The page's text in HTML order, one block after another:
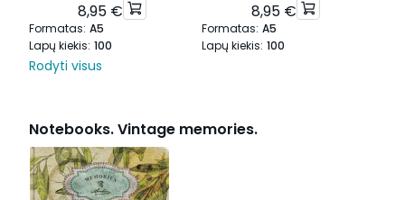
8,95 €
Formatas: A5
Lapų kiekis: 100
8,95 €
Formatas: A5
Lapų kiekis: 100
Rodyti visus
Notebooks. Vintage memories.